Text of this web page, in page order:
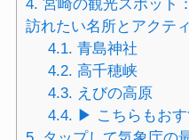
4. 宮崎の観光スポット
訪れたい名所とアクテ
4.1. 青島神社
4.2. 高千穂峡
4.3. えびの高原
4.4. ▶ こちらもお